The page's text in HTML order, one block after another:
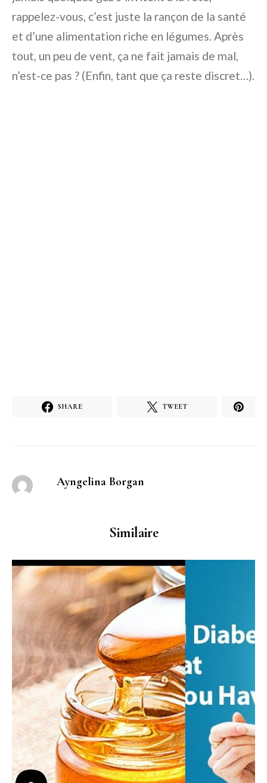
rappelez-vous, c’est juste la rançon de la santé
et d’une alimentation riche en légumes. Après
tout, un peu de vent, ça ne fait jamais de mal,
n’est-ce pas ? (Enfin, tant que ça reste discret…).
SHARE TWEET
Ayngelina Borgan
Similaire